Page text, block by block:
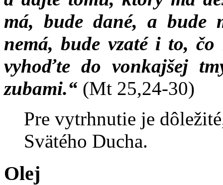
má, bude dané, a
nemá, bude vzaté i to,
vyhoďte do vonkajšej
zubami.“ (Mt 25,24-30)
Pre vytrhnutie je
Svätého Ducha.
Olej